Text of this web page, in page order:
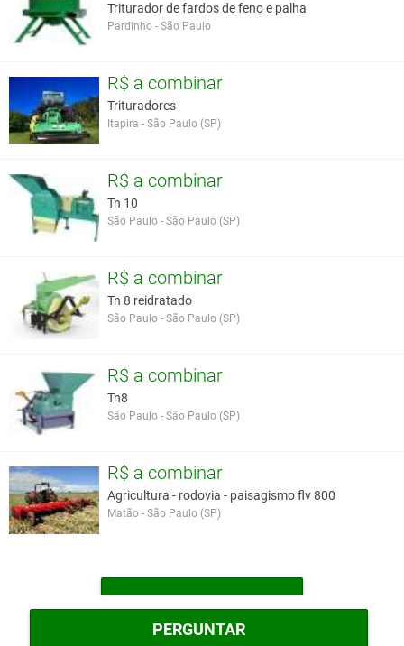
PERGUNTAR
Triturador de fardos de feno e palha
Pardinho - São Paulo
R$ a combinar
Trituradores
Itapira - São Paulo (SP)
R$ a combinar
Tn 10
São Paulo - São Paulo (SP)
R$ a combinar
Tn 8 reidratado
São Paulo - São Paulo (SP)
R$ a combinar
Tn8
São Paulo - São Paulo (SP)
R$ a combinar
Agricultura - rodovia - paisagismo flv 800
Matão - São Paulo (SP)